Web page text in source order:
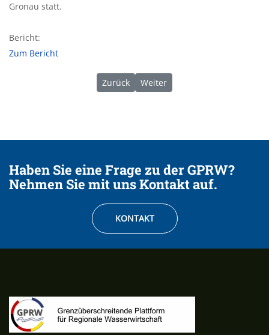
Gronau statt.
Bericht:
Zum Bericht
Vorheriger Beitrag: 03/2024 |
Zurück Nächster Beitrag: 09/2024 |
Weiter
Haben Sie eine Frage zu der GPRW?
Nehmen Sie mit uns Kontakt auf.
KONTAKT